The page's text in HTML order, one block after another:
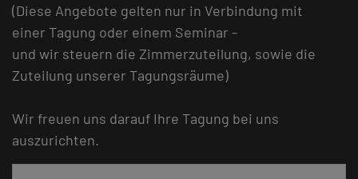
(Diese Angebote gelten nur in Verbindung mit
einer Tagung oder einem Seminar -
und wir steuern die Zimmerzuteilung, sowie die
Zuteilung unserer Tagungsräume)
Wir freuen uns darauf Ihre Tagung bei uns
auszurichten.